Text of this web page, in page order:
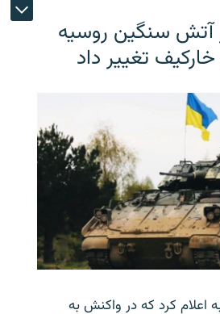
آتش سنگین روسیه
تغییر داد
اعلام کرد که در واکنش به